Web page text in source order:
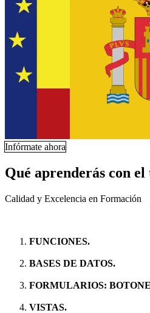
Infórmate ahora
Qué aprenderás con
Calidad y Excelencia en Formación
FUNCIONES.
BASES DE DATOS.
FORMULARIOS:
VISTAS.